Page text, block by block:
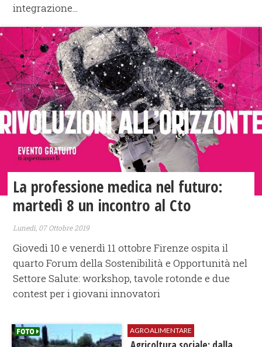
integrazione...
La professione medica nel futuro:
martedì 8 un incontro al Cto
Lunedì, 07 Ottobre 2019
Giovedì 10 e venerdì 11 ottobre Firenze ospita il
quarto Forum della Sostenibilità e Opportunità nel
Settore Salute: workshop, tavole rotonde e due
contest per i giovani innovatori
AGROALIMENTARE